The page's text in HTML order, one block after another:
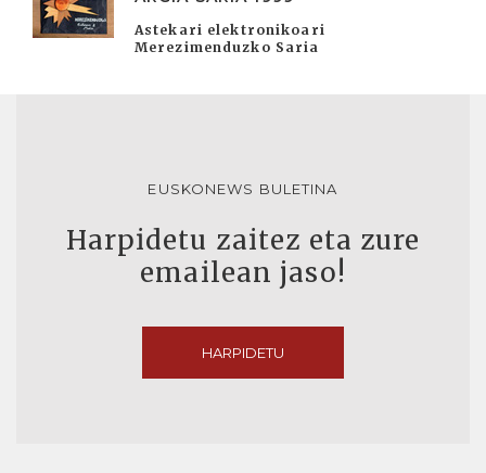
Astekari elektronikoari
Merezimenduzko Saria
EUSKONEWS BULETINA
Harpidetu zaitez eta zure
emailean jaso!
HARPIDETU